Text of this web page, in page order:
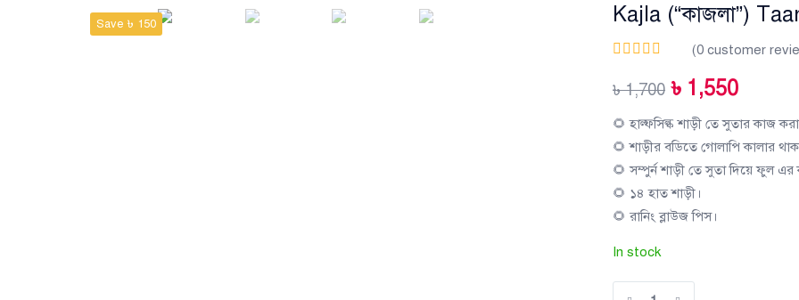
Save ৳ 150 Kajla (“কাজলা”)
(0 customer
৳1,700 ৳ 1,550
🌻 হাল্ফসিল্ক শাড়ী তে সুতার কাজ
🌻 শাড়ীর বডিতে গোলাপি কালার
🌻 সম্পুর্ন শাড়ী তে সুতা দিয়ে ফুল এর
🌻 ১৪ হাত শাড়ী।
🌻 রানিং ব্লাউজ পিস।
In stock